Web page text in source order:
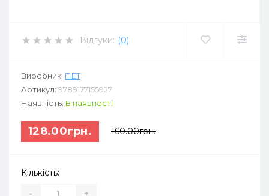
Відгуки: (0)
Виробник: ПЕТ
Артикул: 9789177155927
Наявність: В наявності
128.00грн. 160.00грн.
Кількість:
- +